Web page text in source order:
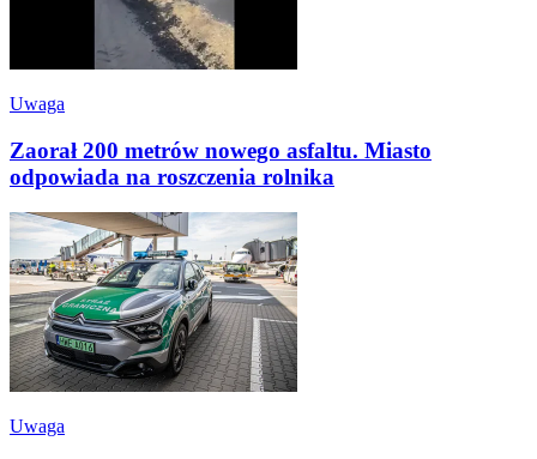
Uwaga
Zaorał 200 metrów nowego asfaltu. Miasto
odpowiada na roszczenia rolnika
Uwaga